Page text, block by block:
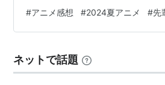
運営方針、変えます。それは次回の
は、あるアニメを見終えた時に抱い
リーだと思います ・ポップだけど
はおとこのこ Amazon その作品と
#アニメ感想 #2024夏アニメ #先
ネットで話題